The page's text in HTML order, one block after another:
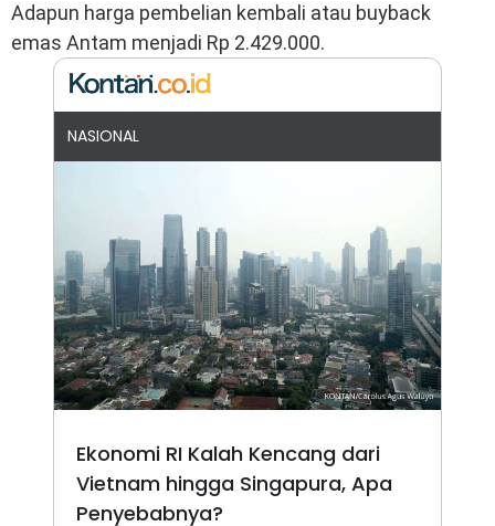
Adapun harga pembelian kembali atau buyback
emas Antam menjadi Rp 2.429.000.
NASIONAL
Ekonomi RI Kalah Kencang dari
Vietnam hingga Singapura, Apa
Penyebabnya?